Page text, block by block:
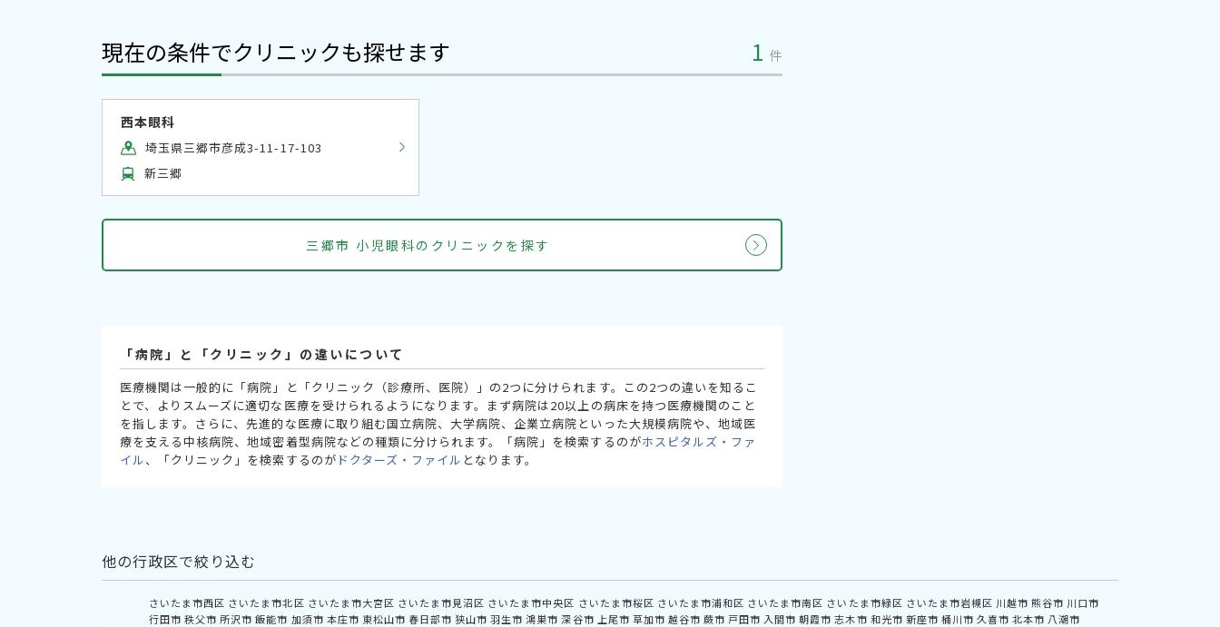
現在の条件でクリニックも探せます 1 件
西本眼科
埼玉県三郷市彦成3-11-17-103
新三郷
三郷市 小児眼科のクリニックを探す
「病院」と「クリニック」の違いについて
医療機関は一般的に「病院」と「クリニック（診療所、医院）」の2つに分けられます。この2つの違いを知るこ
とで、よりスムーズに適切な医療を受けられるようになります。まず病院は20以上の病床を持つ医療機関のこと
を指します。さらに、先進的な医療に取り組む国立病院、大学病院、企業立病院といった大規模病院や、地域医
療を支える中核病院、地域密着型病院などの種類に分けられます。「病院」を検索するのがホスピタルズ・ファ
イル、「クリニック」を検索するのが ドクターズ・ファイル となります。
他の行政区で絞り込む
さいたま市西区 さいたま市北区 さいたま市大宮区 さいたま市見沼区 さいたま市中央区 さいたま市桜区 さいたま市浦和区 さいたま市南区 さいたま市緑区 さいたま市岩槻区 川越市 熊谷市 川口市
行田市 秩父市 所沢市 飯能市 加須市 本庄市 東松山市 春日部市 狭山市 羽生市 鴻巣市 深谷市 上尾市 草加市 越谷市 蕨市 戸田市 入間市 朝霞市 志木市 和光市 新座市 桶川市 久喜市 北本市 八潮市